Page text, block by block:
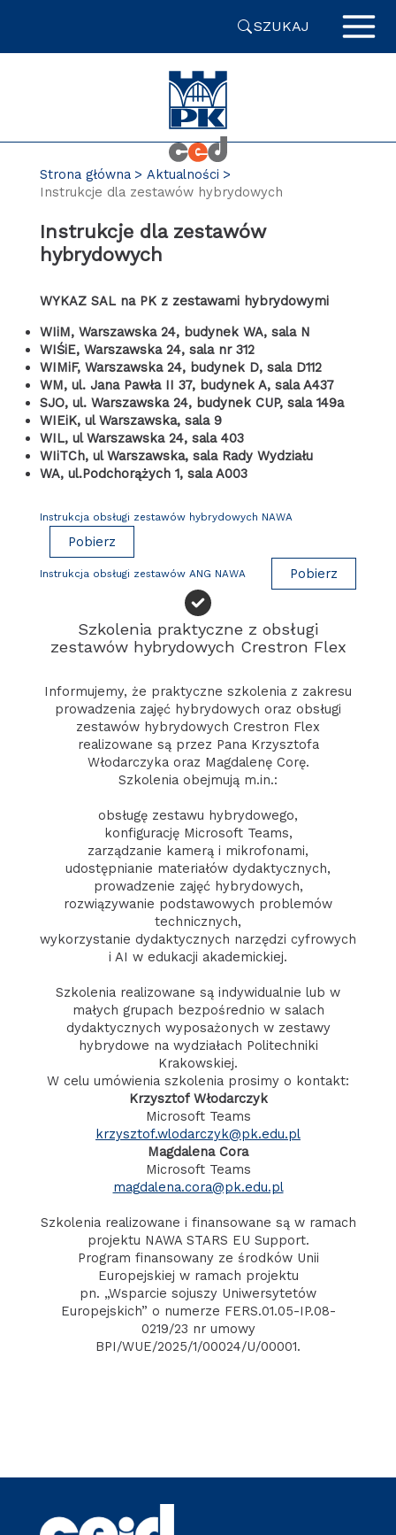
SZUKAJ
Strona główna
Aktualności
Instrukcje dla zestawów hybrydowych
Instrukcje dla zestawów
hybrydowych
WYKAZ SAL na PK z zestawami hybrydowymi
WIiM, Warszawska 24, budynek WA, sala N
WIŚiE, Warszawska 24, sala nr 312
WIMiF, Warszawska 24, budynek D, sala D112
WM, ul. Jana Pawła II 37, budynek A, sala A437
SJO, ul. Warszawska 24, budynek CUP, sala 149a
WIEiK, ul Warszawska, sala 9
WIL, ul Warszawska 24, sala 403
WIiTCh, ul Warszawska, sala Rady Wydziału
WA, ul.Podchorążych 1, sala A003
Instrukcja obsługi zestawów hybrydowych NAWA
Pobierz
Instrukcja obsługi zestawów ANG NAWA Pobierz
Szkolenia praktyczne z obsługi
zestawów hybrydowych Crestron Flex
Informujemy, że praktyczne szkolenia z zakresu
prowadzenia zajęć hybrydowych oraz obsługi
zestawów hybrydowych Crestron Flex
realizowane są przez Pana Krzysztofa
Włodarczyka oraz Magdalenę Corę.
Szkolenia obejmują m.in.:
obsługę zestawu hybrydowego,
konfigurację Microsoft Teams,
zarządzanie kamerą i mikrofonami,
udostępnianie materiałów dydaktycznych,
prowadzenie zajęć hybrydowych,
rozwiązywanie podstawowych problemów
technicznych,
wykorzystanie dydaktycznych narzędzi cyfrowych
i AI w edukacji akademickiej.
Szkolenia realizowane są indywidualnie lub w
małych grupach bezpośrednio w salach
dydaktycznych wyposażonych w zestawy
hybrydowe na wydziałach Politechniki
Krakowskiej.
W celu umówienia szkolenia prosimy o kontakt:
Krzysztof Włodarczyk
Microsoft Teams
krzysztof.wlodarczyk@pk.edu.pl
Magdalena Cora
Microsoft Teams
magdalena.cora@pk.edu.pl
Szkolenia realizowane i finansowane są w ramach
projektu NAWA STARS EU Support.
Program finansowany ze środków Unii
Europejskiej w ramach projektu
pn. „Wsparcie sojuszy Uniwersytetów
Europejskich” o numerze FERS.01.05-IP.08-
0219/23 nr umowy
BPI/WUE/2025/1/00024/U/00001.